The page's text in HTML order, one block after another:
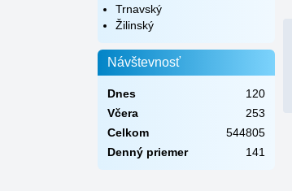
Trnavský
Žilinský
Návštevnosť
Dnes
120
Včera
253
Celkom
544805
Denný priemer
141